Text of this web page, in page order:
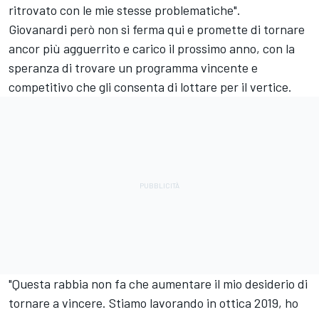
ritrovato con le mie stesse problematiche".
Giovanardi però non si ferma qui e promette di tornare
ancor più agguerrito e carico il prossimo anno, con la
speranza di trovare un programma vincente e
competitivo che gli consenta di lottare per il vertice.
"Questa rabbia non fa che aumentare il mio desiderio di
tornare a vincere. Stiamo lavorando in ottica 2019, ho